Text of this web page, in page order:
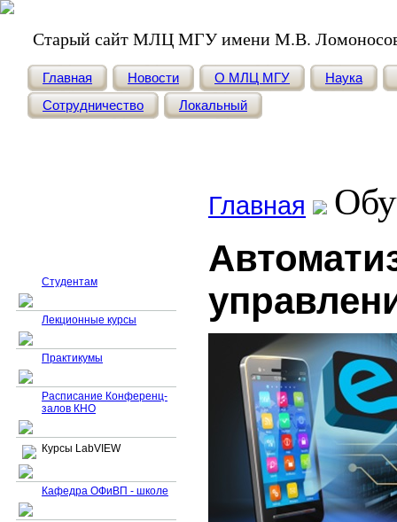
Старый сайт МЛЦ МГУ имени М.В.
Главная Новости О МЛЦ МГУ
Наука
Сотрудничество
Локальный
Студентам
Лекционные курсы
Практикумы
Расписание Конференц-
залов КНО
Курсы LabVIEW
Кафедра ОФиВП - школе
Главная